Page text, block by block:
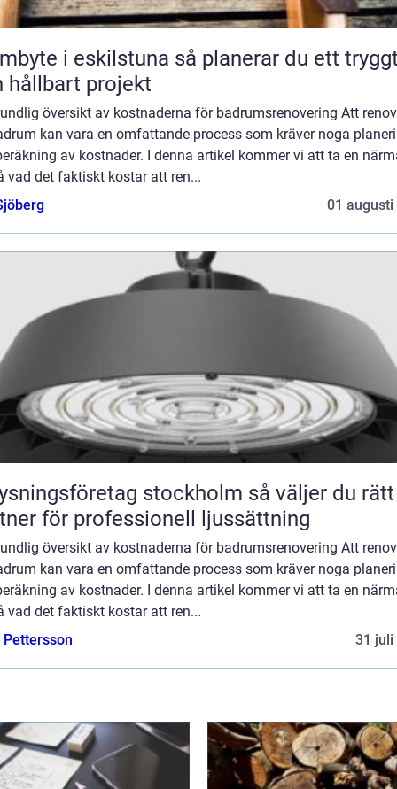
i eskilstuna så planerar du ett tryggt
hållbart projekt
översikt av kostnaderna för badrumsrenovering Att
kan vara en omfattande process som kräver noga
av kostnader. I denna artikel kommer vi att ta en
vad det faktiskt kostar att ren...
01 augusti
stockholm så väljer du rätt
för professionell ljussättning
översikt av kostnaderna för badrumsrenovering Att
kan vara en omfattande process som kräver noga
av kostnader. I denna artikel kommer vi att ta en
vad det faktiskt kostar att ren...
31 juli